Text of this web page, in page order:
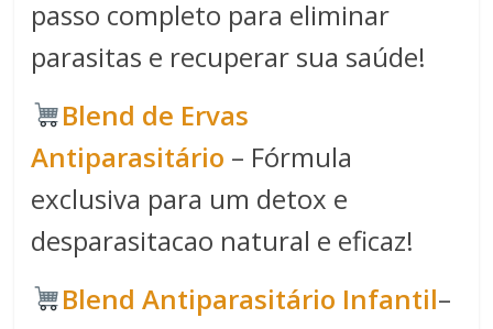
passo completo para eliminar
parasitas e recuperar sua saúde!
Blend de Ervas
Antiparasitário – Fórmula
exclusiva para um detox e
desparasitacao natural e eficaz!
Blend Antiparasitário Infantil–